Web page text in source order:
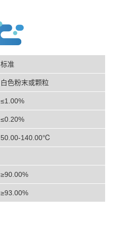
标准
白色粉末或颗粒
≤1.00%
≤0.20%
50.00-140.00℃
≥90.00%
≥93.00%